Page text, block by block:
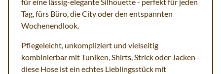
Tag, fürs Büro, die City oder den entspannten
Wochenendlook.
Pflegeleicht, unkompliziert und vielseitig
kombinierbar mit Tuniken, Shirts, Strick oder Jacken -
diese Hose ist ein echtes Lieblingsstück mit